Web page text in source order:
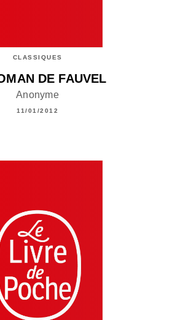
CLASSIQUES
DE FAUVEL
Anonyme
11/01/2012